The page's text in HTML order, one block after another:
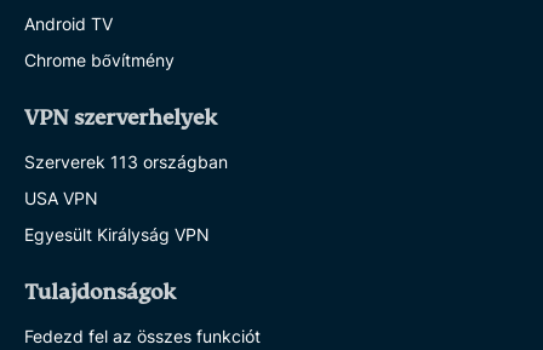
Android TV
Chrome bővítmény
VPN szerverhelyek
Szerverek 113 országban
USA VPN
Egyesült Királyság VPN
Tulajdonságok
Fedezd fel az összes funkciót